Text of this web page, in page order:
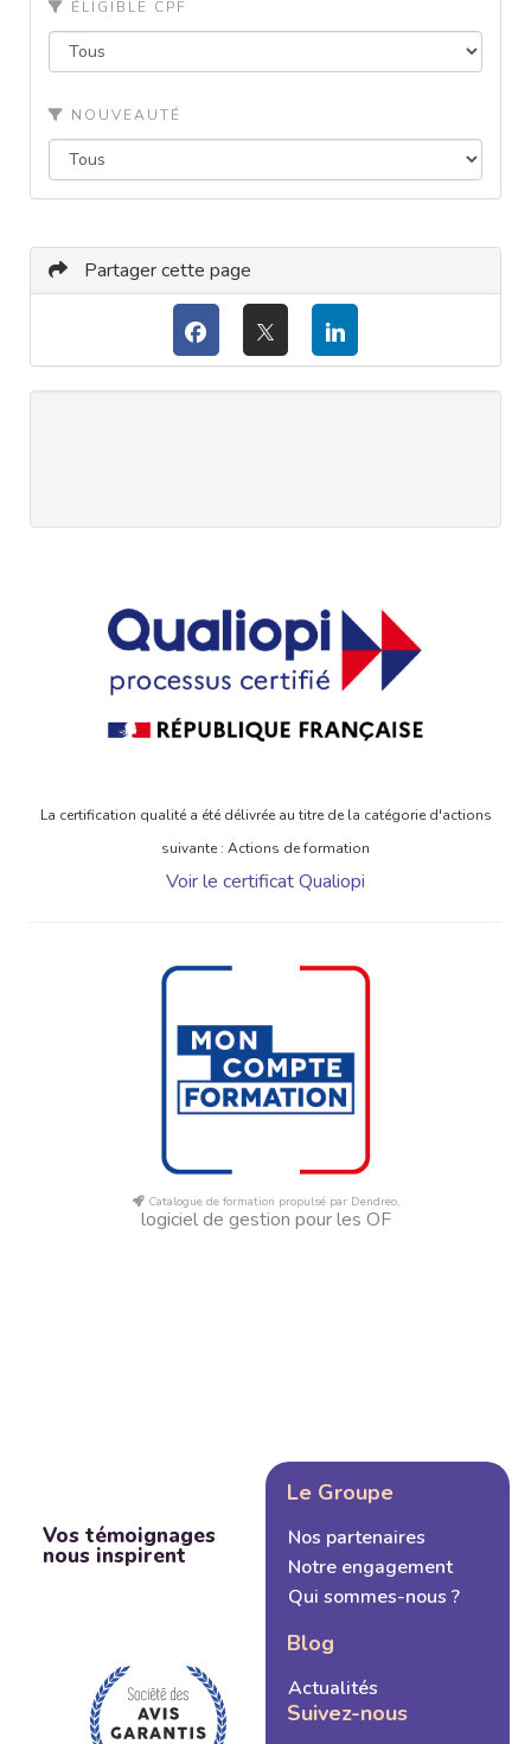
ÉLIGIBLE CPF
NOUVEAUTÉ
Partager cette page
La certification qualité a été délivrée au titre de la catégorie d'actions
suivante : Actions de formation
Voir le certificat Qualiopi
Catalogue de formation propulsé par Dendreo,
logiciel de gestion pour les OF
Vos témoignages
nous inspirent
Le Groupe
Nos partenaires
Notre engagement
Qui sommes-nous ?
Blog
Actualités
Suivez-nous